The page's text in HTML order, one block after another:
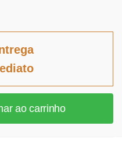
ao carrinho